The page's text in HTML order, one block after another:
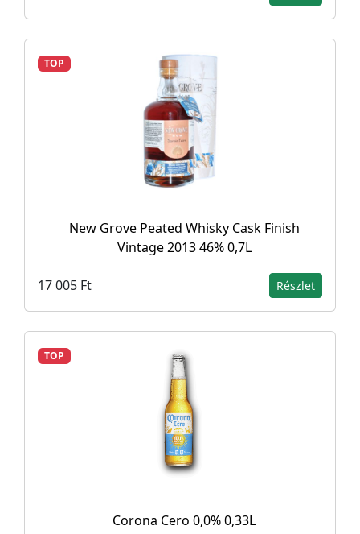
TOP
New Grove Peated Whisky Cask Finish
Vintage 2013 46% 0,7L
17 005 Ft Részlet
TOP
Corona Cero 0,0% 0,33L